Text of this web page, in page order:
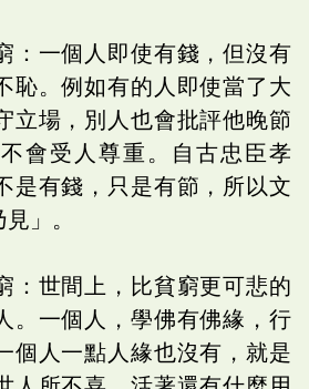
：一個人即使有錢，但沒有
恥。例如有的人即使當了大
立場，別人也會批評他晚節
會受人尊重。自古忠臣孝
是有錢，只是有節，所以文
見」。
：世間上，比貧窮更可悲的
。一個人，學佛有佛緣，行
個人一點人緣也沒有，就是